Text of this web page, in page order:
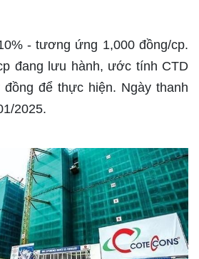
- tương ứng 1,000 đồng/cp.
đang lưu hành, ước tính CTD
để thực hiện. Ngày thanh
2025.